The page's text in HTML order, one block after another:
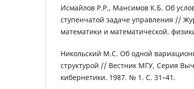
Исмайлов Р.Р., Мансимов К.Б. Об
ступенчатой задаче управления //
математики и математической.
Никольский М.С. Об одной
структурой // Вестник МГУ, Серия
кибернетики. 1987. № 1. С. 31–41.